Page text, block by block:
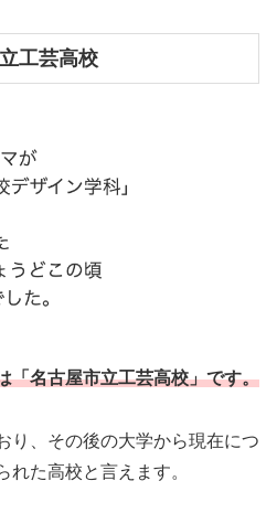
工芸高校
「名古屋市立工芸高校」です。
り、その後の大学から現在につ
れた高校と言えます。